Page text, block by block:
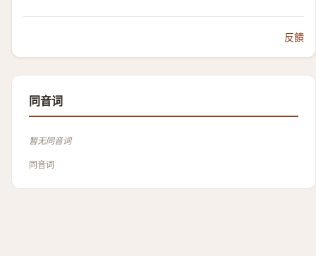
反饋
同音词
暂无同音词
同音词